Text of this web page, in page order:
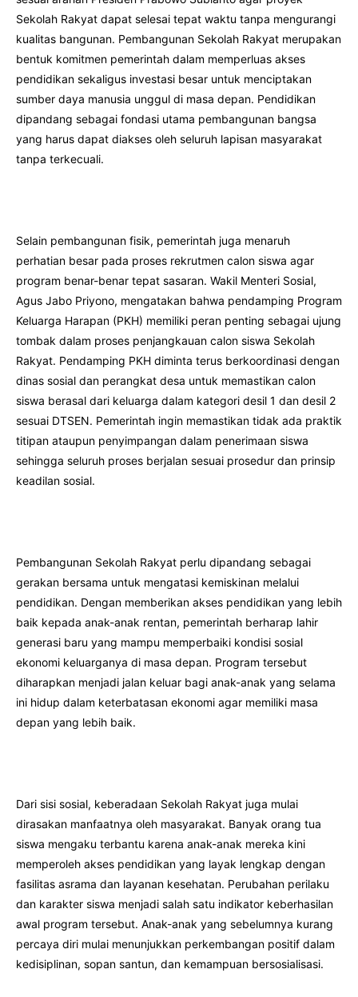
Sekolah Rakyat dapat selesai tepat waktu tanpa mengurangi
kualitas bangunan. Pembangunan Sekolah Rakyat merupakan
bentuk komitmen pemerintah dalam memperluas akses
pendidikan sekaligus investasi besar untuk menciptakan
sumber daya manusia unggul di masa depan. Pendidikan
dipandang sebagai fondasi utama pembangunan bangsa
yang harus dapat diakses oleh seluruh lapisan masyarakat
tanpa terkecuali.
Selain pembangunan fisik, pemerintah juga menaruh
perhatian besar pada proses rekrutmen calon siswa agar
program benar-benar tepat sasaran. Wakil Menteri Sosial,
Agus Jabo Priyono, mengatakan bahwa pendamping Program
Keluarga Harapan (PKH) memiliki peran penting sebagai ujung
tombak dalam proses penjangkauan calon siswa Sekolah
Rakyat. Pendamping PKH diminta terus berkoordinasi dengan
dinas sosial dan perangkat desa untuk memastikan calon
siswa berasal dari keluarga dalam kategori desil 1 dan desil 2
sesuai DTSEN. Pemerintah ingin memastikan tidak ada praktik
titipan ataupun penyimpangan dalam penerimaan siswa
sehingga seluruh proses berjalan sesuai prosedur dan prinsip
keadilan sosial.
Pembangunan Sekolah Rakyat perlu dipandang sebagai
gerakan bersama untuk mengatasi kemiskinan melalui
pendidikan. Dengan memberikan akses pendidikan yang lebih
baik kepada anak-anak rentan, pemerintah berharap lahir
generasi baru yang mampu memperbaiki kondisi sosial
ekonomi keluarganya di masa depan. Program tersebut
diharapkan menjadi jalan keluar bagi anak-anak yang selama
ini hidup dalam keterbatasan ekonomi agar memiliki masa
depan yang lebih baik.
Dari sisi sosial, keberadaan Sekolah Rakyat juga mulai
dirasakan manfaatnya oleh masyarakat. Banyak orang tua
siswa mengaku terbantu karena anak-anak mereka kini
memperoleh akses pendidikan yang layak lengkap dengan
fasilitas asrama dan layanan kesehatan. Perubahan perilaku
dan karakter siswa menjadi salah satu indikator keberhasilan
awal program tersebut. Anak-anak yang sebelumnya kurang
percaya diri mulai menunjukkan perkembangan positif dalam
kedisiplinan, sopan santun, dan kemampuan bersosialisasi.